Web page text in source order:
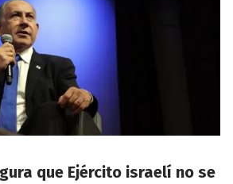
que Ejército israelí no se